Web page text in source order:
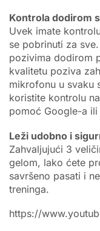
Kontrola dodirom
Uvek imate
se pobrinuti za
pozivima dodirom
kvalitetu poziva
mikrofonu u svaku
koristite kontrolu
pomoć Google-a ili
Leži udobno i
Zahvaljujući 3
gelom, lako ćete
savršeno pasati i
treninga.
https://